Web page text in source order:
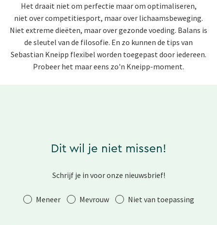
Het draait niet om perfectie maar om optimaliseren,
niet over competitiesport, maar over lichaamsbeweging.
Niet extreme dieëten, maar over gezonde voeding. Balans is
de sleutel van de filosofie. En zo kunnen de tips van
Sebastian Kneipp flexibel worden toegepast door iedereen.
Probeer het maar eens zo'n Kneipp-moment.
Dit wil je niet missen!
Schrijf je in voor onze nieuwsbrief!
AanhefMeneer Mevrouw Niet van toepassing